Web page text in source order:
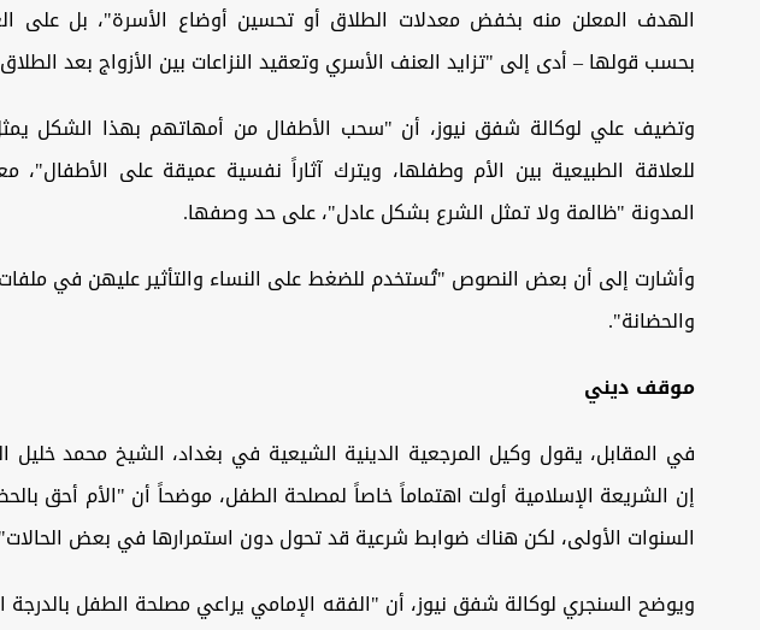
الهدف المعلن منه بخفض معدلات الطلاق أو تحسين أوضاع الأسرة"، بل على
بحسب قولها – أدى إلى "تزايد العنف الأسري وتعقيد النزاعات بين الأزواج بعد
وتضيف علي لوكالة شفق نيوز، أن "سحب الأطفال من أمهاتهم بهذا الشكل
للعلاقة الطبيعية بين الأم وطفلها، ويترك آثاراً نفسية عميقة على الأطفال"،
المدونة "ظالمة ولا تمثل الشرع بشكل عادل"، على حد وصفها.
وأشارت إلى أن بعض النصوص "تُستخدم للضغط على النساء والتأثير عليهن في
والحضانة".
موقف ديني
في المقابل، يقول وكيل المرجعية الدينية الشيعية في بغداد، الشيخ محمد خليل
إن الشريعة الإسلامية أولت اهتماماً خاصاً لمصلحة الطفل، موضحاً أن "الأم أحق
السنوات الأولى، لكن هناك ضوابط شرعية قد تحول دون استمرارها في بعض
ويوضح السنجري لوكالة شفق نيوز، أن "الفقه الإمامي يراعي مصلحة الطفل بالدرجة